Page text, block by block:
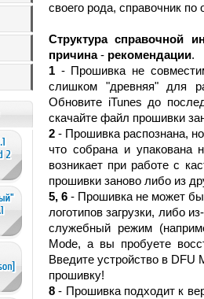
своего рода, справочник
Структура справочной
причина- рекомендации.
1 - Прошивка не
слишком "древняя" для
Обновите iTunes до
скачайте файл прошивки
2 - Прошивка распознана,
что собрана и упакована
возникает при работе с
прошивки заново либо из
5, 6 - Прошивка не может
логотипов загрузки, либо
служебный режим
Mode, а вы пробуете
Введите устройство в DFU
прошивку!
8 - Прошивка подходит к